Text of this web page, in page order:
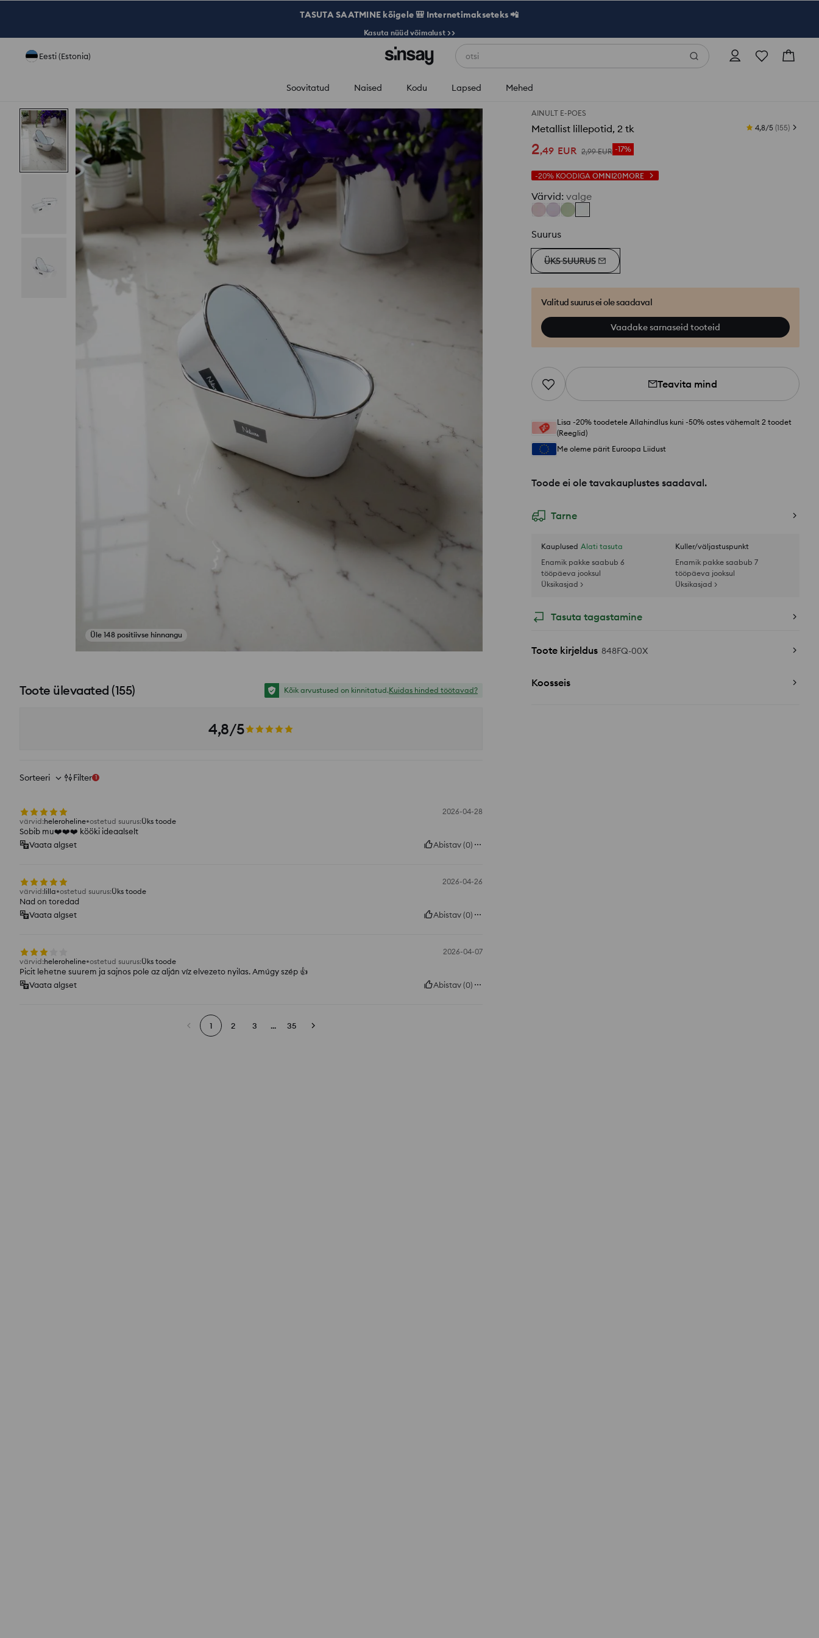
TASUTA SAATMINE kõigele 🎒 Internetimakseteks 📲
Kasuta nüüd võimalust >>
Eesti (Estonia) otsi
Soovitatud Naised Kodu Lapsed Mehed
AINULT E-POES
Metallist lillepotid, 2 tk 4,8/5 (155)
2,49 EUR 2,99 EUR -17%
-20% KOODIGA OMNI20MORE
Värvid: valge
Suurus
ÜKS SUURUS
Valitud suurus ei ole saadaval
Vaadake sarnaseid tooteid
Teavita mind
Lisa -20% toodetele Allahindlus kuni -50% ostes vähemalt 2 toodet
(Reeglid)
Me oleme pärit Euroopa Liidust
Toode ei ole tavakauplustes saadaval.
Tarne
Kauplused Alati tasuta
Enamik pakke saabub 6
tööpäeva jooksul
Üksikasjad >
Kuller/väljastuspunkt
Enamik pakke saabub 7
tööpäeva jooksul
Üksikasjad >
Tasuta tagastamine
Toote kirjeldus 848FQ-00X
Koosseis
Üle 148 positiivse hinnangu
si_productpage_user_photos_button_title
Toote ülevaated (155) Kõik arvustused on kinnitatud.Kuidas hinded töötavad?
4,8/5
Sorteeri Filter 1
2026-04-28
värvid:heleroheline ostetud suurus:Üks toode
Sobib mu❤️❤️❤️ kööki ideaalselt
Vaata algset
Abistav(0)
2026-04-26
värvid:lilla ostetud suurus:Üks toode
Nad on toredad
Vaata algset
Abistav(0)
2026-04-07
värvid:heleroheline ostetud suurus:Üks toode
Picit lehetne suurem ja sajnos pole az alján víz elvezeto nyilas. Amúgy szép 👍️
Vaata algset
Abistav(0)
1 2 3 ... 35